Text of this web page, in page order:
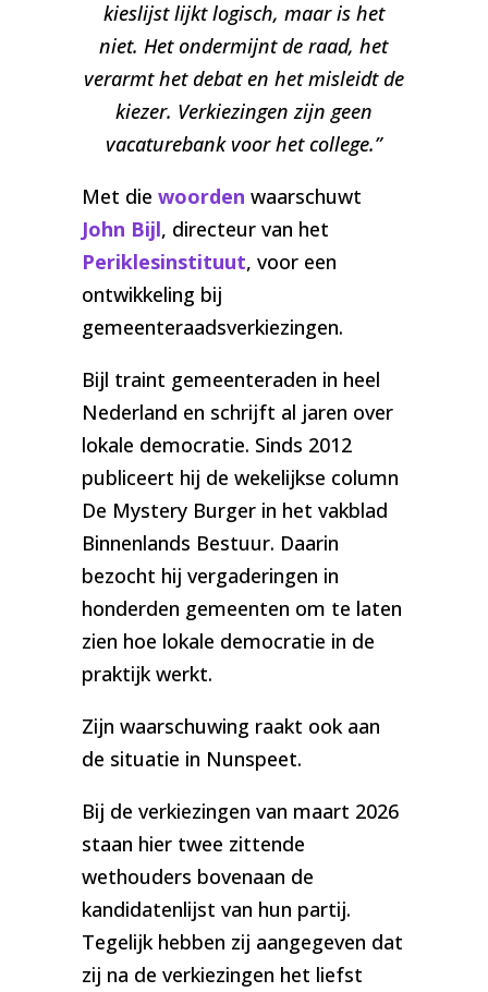
kieslijst lijkt logisch, maar is het
niet. Het ondermijnt de raad, het
verarmt het debat en het misleidt de
kiezer. Verkiezingen zijn geen
vacaturebank voor het college.”
Met die woorden waarschuwt
John Bijl, directeur van het
Periklesinstituut, voor een
ontwikkeling bij
gemeenteraadsverkiezingen.
Bijl traint gemeenteraden in heel
Nederland en schrijft al jaren over
lokale democratie. Sinds 2012
publiceert hij de wekelijkse column
De Mystery Burger in het vakblad
Binnenlands Bestuur. Daarin
bezocht hij vergaderingen in
honderden gemeenten om te laten
zien hoe lokale democratie in de
praktijk werkt.
Zijn waarschuwing raakt ook aan
de situatie in Nunspeet.
Bij de verkiezingen van maart 2026
staan hier twee zittende
wethouders bovenaan de
kandidatenlijst van hun partij.
Tegelijk hebben zij aangegeven dat
zij na de verkiezingen het liefst